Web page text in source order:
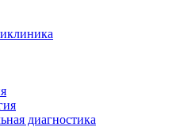
диагностика